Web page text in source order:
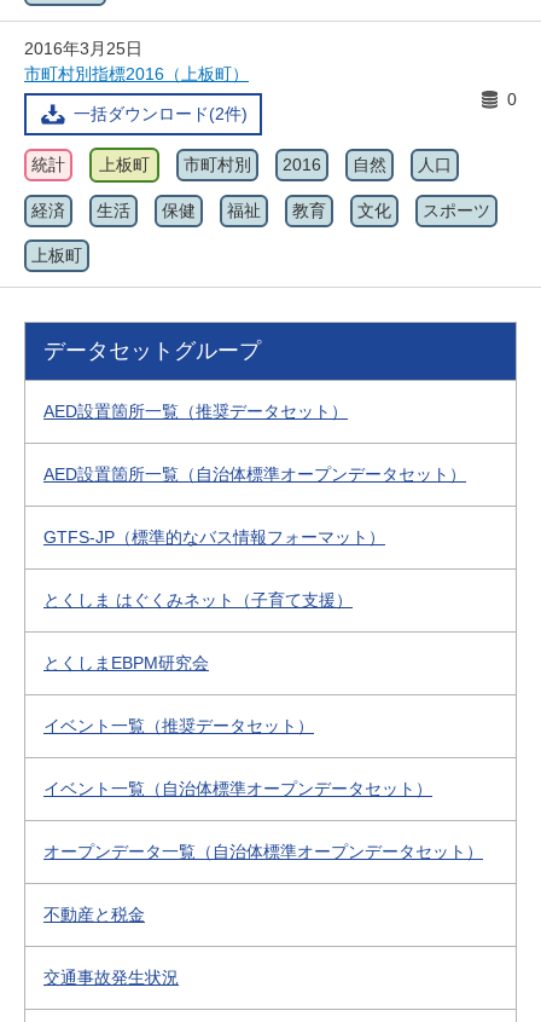
2016年3月25日
市町村別指標2016（上板町）
一括ダウンロード(2件)
0
統計 上板町 市町村別 2016 自然 人口
経済 生活 保健 福祉 教育 文化 スポーツ
上板町
データセットグループ
AED設置箇所一覧（推奨データセット）
AED設置箇所一覧（自治体標準オープンデータセット）
GTFS-JP（標準的なバス情報フォーマット）
とくしま はぐくみネット（子育て支援）
とくしまEBPM研究会
イベント一覧（推奨データセット）
イベント一覧（自治体標準オープンデータセット）
オープンデータ一覧（自治体標準オープンデータセット）
不動産と税金
交通事故発生状況